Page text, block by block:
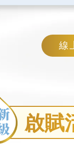
線
啟賦